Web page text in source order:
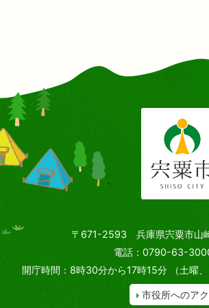
〒671-2593 兵庫県宍粟市山
電話：0790-63-3000
開庁時間：8時30分から17時15分
（土曜
市役所へのア